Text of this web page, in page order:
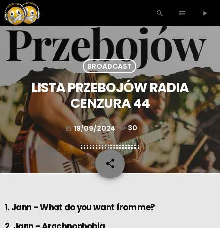
search menu play_arrow
BROADCAST
LISTA PRZEBOJÓW RADIA
CENZURA 44
today 19/09/2024 30
share
email
1. Jann – What do you want from me?